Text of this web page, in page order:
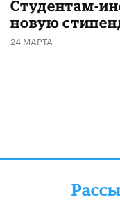
Студентам-
новую
24 МАРТА